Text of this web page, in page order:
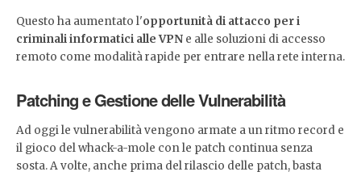
Questo ha aumentato l'opportunità di attacco per i
criminali informatici alle VPN e alle soluzioni di accesso
remoto come modalità rapide per entrare nella rete interna.
Patching e Gestione delle Vulnerabilità
Ad oggi le vulnerabilità vengono armate a un ritmo record e
il gioco del whack-a-mole con le patch continua senza
sosta. A volte, anche prima del rilascio delle patch, basta